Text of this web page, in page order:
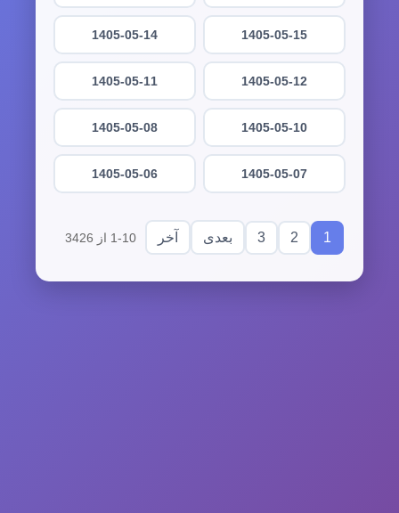
1405-05-15
1405-05-14
1405-05-12
1405-05-11
1405-05-10
1405-05-08
1405-05-07
1405-05-06
1
2
3 بعدی آخر 1-10 از 3426